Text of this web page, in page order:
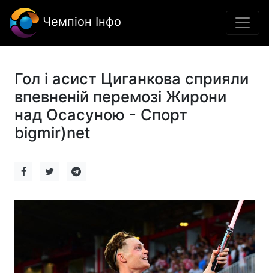
Чемпіон Інфо
Гол і асист Циганкова сприяли
впевненій перемозі Жирони
над Осасуною - Спорт
bigmir)net